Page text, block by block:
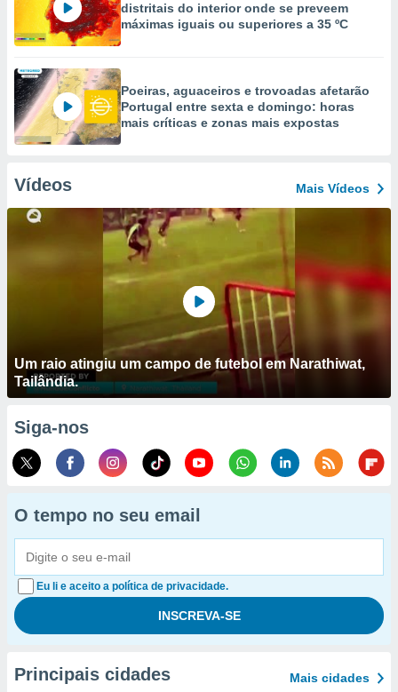
distritais do interior onde se preveem
máximas iguais ou superiores a 35 ºC
Poeiras, aguaceiros e trovoadas afetarão
Portugal entre sexta e domingo: horas
mais críticas e zonas mais expostas
Vídeos Mais Vídeos
Um raio atingiu um campo de futebol em Narathiwat,
Tailândia.
Siga-nos
O tempo no seu email
Eu li e aceito a política de privacidade.
Principais cidades Mais cidades